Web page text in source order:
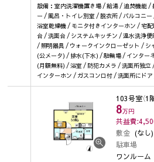
設備：室内洗濯機置き場 / 給湯 / 追焚機能 /
ー / 風呂・トイレ別室 / 脱衣所 / バルコニ
浴室乾燥機 / モニタ付きインターホン / 宅
台 / 洗面台 / システムキッチン / 温水洗浄
/ 照明器具 / ウォークインクローゼット /
(公メータ) / 排水(下水) / 駐輪場 / インター
(月額無料) / 浴室 / 防犯カメラ / 洗面所独
インターホン / ガスコンロ付 / 洗面所にド
103号室（1
8万円
共益費
敷金 (なし)
駐車場
ワンルーム